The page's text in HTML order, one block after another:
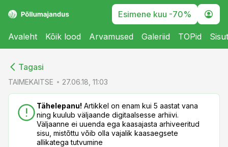
Esimene kuu -70%
Avaleht Kõik lood Arvamused Galeriid TOPid
Tagasi
TAIMEKAITSE 27.06.18, 11:03
Tähelepanu! Artikkel on enam kui 5 aastat vana
ning kuulub väljaande digitaalsesse arhiivi.
Väljaanne ei uuenda ega kaasajasta arhiveeritud
sisu, mistõttu võib olla vajalik kaasaegsete
allikatega tutvumine